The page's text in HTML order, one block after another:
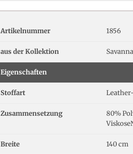
Artikelnummer 1856
aus der Kollektion Savanna
Eigenschaften
Stoffart
Zusammensetzung
80%
Breite 140 cm